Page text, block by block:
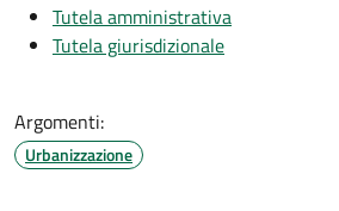
Tutela amministrativa
Tutela giurisdizionale
Argomenti:
Urbanizzazione